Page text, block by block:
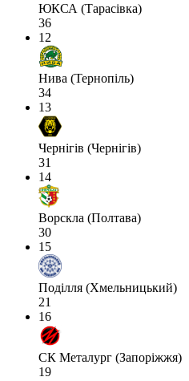
ЮКСА (Тарасівка)
36
12
Нива (Тернопіль)
34
13
Чернігів (Чернігів)
31
14
Ворскла (Полтава)
30
15
Поділля (Хмельницький)
21
16
СК Металург (Запоріжжя)
19